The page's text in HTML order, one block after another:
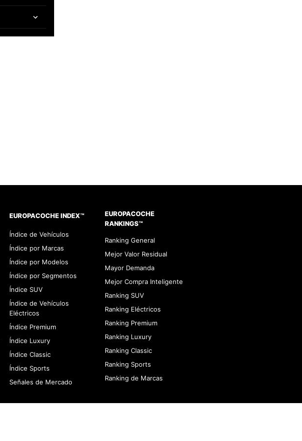
EUROPACOCHE INDEX™
Índice de Vehículos
Índice por Marcas
Índice por Modelos
Índice por Segmentos
Índice SUV
Índice de Vehículos
Eléctricos
Índice Premium
Índice Luxury
Índice Classic
Índice Sports
Señales de Mercado
EUROPACOCHE
RANKINGS™
Ranking General
Mejor Valor Residual
Mayor Demanda
Mejor Compra Inteligente
Ranking SUV
Ranking Eléctricos
Ranking Premium
Ranking Luxury
Ranking Classic
Ranking Sports
Ranking de Marcas